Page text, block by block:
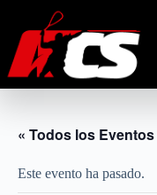
contenido
« Todos los Eventos
Este evento ha pasado.